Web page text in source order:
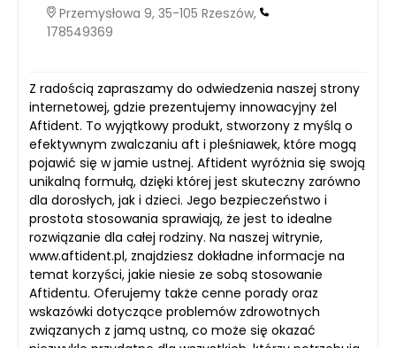
Przemysłowa 9, 35-105 Rzeszów,
178549369
Z radością zapraszamy do odwiedzenia naszej strony
internetowej, gdzie prezentujemy innowacyjny żel
Aftident. To wyjątkowy produkt, stworzony z myślą o
efektywnym zwalczaniu aft i pleśniawek, które mogą
pojawić się w jamie ustnej. Aftident wyróżnia się swoją
unikalną formułą, dzięki której jest skuteczny zarówno
dla dorosłych, jak i dzieci. Jego bezpieczeństwo i
prostota stosowania sprawiają, że jest to idealne
rozwiązanie dla całej rodziny. Na naszej witrynie,
www.aftident.pl, znajdziesz dokładne informacje na
temat korzyści, jakie niesie ze sobą stosowanie
Aftidentu. Oferujemy także cenne porady oraz
wskazówki dotyczące problemów zdrowotnych
związanych z jamą ustną, co może się okazać